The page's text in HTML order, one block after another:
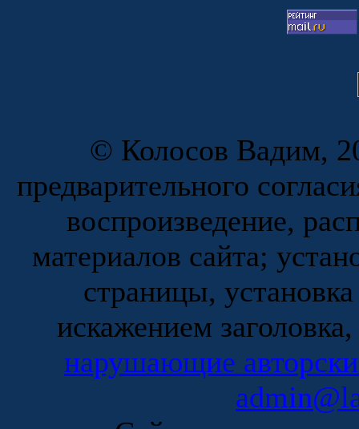
© Колосов Вадим,
предварительного
воспроизведение,
материалов сайта;
страницы,
искажением
нарушающие